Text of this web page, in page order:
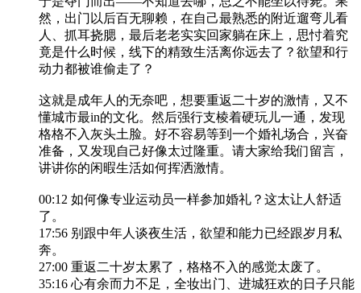
然，出门以后百无聊赖，在自己最熟悉的附近遛弯儿看
人、抓耳挠腮，最后老老实实回家躺在床上，思忖着究
竟是什么时候，线下的精致生活离你远去了？欲望和行
动力都被谁偷走了？
这就是成年人的无奈吧，想要重返二十岁的激情，又不
懂城市最in的文化。然后强行支棱着硬玩儿一通，发现
格格不入灰头土脸。好不容易等到一个婚礼场合，兴奋
准备，又发现自己好像太过隆重。请大家给我们留言，
讲讲你的闲暇生活如何挥洒激情。
00:12 如何像专业运动员一样参加婚礼？这太让人舒适
了。
17:56 别跟中年人谈夜生活，欲望和能力已经跟岁月私
奔。
27:00 重返二十岁太累了，格格不入的感觉太废了。
35:16 心有余而力不足，全妆出门、进城狂欢的日子只能